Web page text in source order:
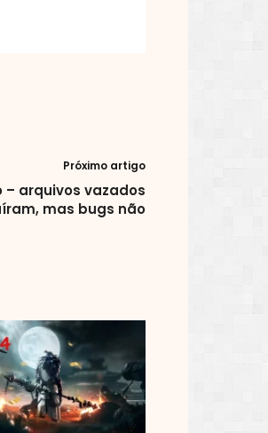
Próximo artigo
– arquivos vazados
mas bugs não